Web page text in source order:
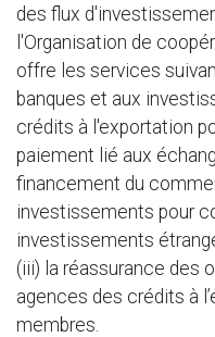
des flux
l'Organisation de
offre les services
banques et aux
crédits à l'exportation
paiement lié aux
financement du
investissements pour
investissements
(iii) la réassurance des
agences des crédits à
membres.